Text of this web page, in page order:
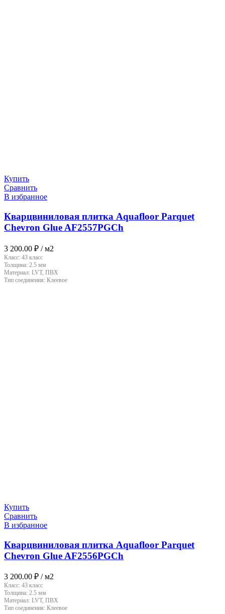
Купить
Сравнить
В избранное
Кварцвиниловая плитка Aquafloor Parquet
Chevron Glue AF2557PGCh
3 200.00 ₽ / м2
Класс: 43 класс
Толщина: 2.5 мм
Материал: LVT, ПВХ
Тип соединения: Клеевое
Купить
Сравнить
В избранное
Кварцвиниловая плитка Aquafloor Parquet
Chevron Glue AF2556PGCh
3 200.00 ₽ / м2
Класс: 43 класс
Толщина: 2.5 мм
Материал: LVT, ПВХ
Тип соединения: Клеевое